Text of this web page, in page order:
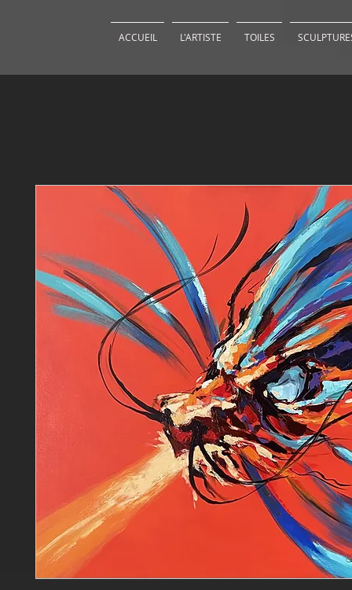
ACCUEIL L'ARTISTE TOILES